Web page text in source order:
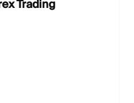
Trading